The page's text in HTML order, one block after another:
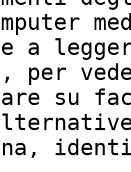
a
per
su